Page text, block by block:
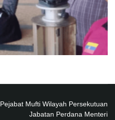
Pejabat Mufti Wilayah Persekutuan
Jabatan Perdana Menteri